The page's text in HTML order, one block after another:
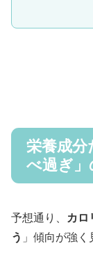
栄養成
べ過ぎ」
予想通り、 カロ
う 」傾向が強く